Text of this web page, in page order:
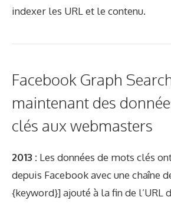
indexer les URL et le contenu.
Facebook Graph
maintenant des
clés aux webmasters
2013 : Les données de mots clés
depuis Facebook avec une chaîne
{keyword}] ajouté à la fin de l’URL